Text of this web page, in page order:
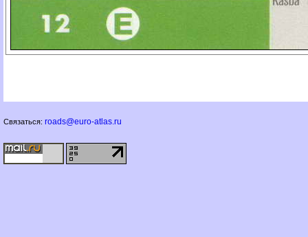
Связаться: roads@euro-atlas.ru